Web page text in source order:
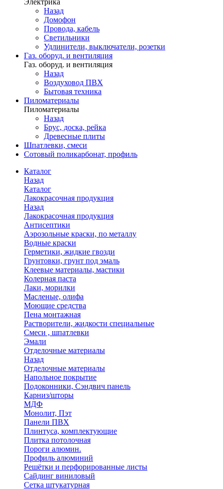
Электрика
Назад
Домофон
Провода, кабель
Светильники
Удлинители, выключатели, розетки
Газ. оборуд. и вентиляция
Газ. оборуд. и вентиляция
Назад
Воздуховод ПВХ
Бытовая техника
Пиломатериалы
Пиломатериалы
Назад
Брус, доска, рейка
Древесные плиты
Шпатлевки, смеси
Сотовый поликарбонат, профиль
Каталог
Назад
Каталог
Лакокрасочная продукция
Назад
Лакокрасочная продукция
Антисептики
Аэрозольные краски, по металлу
Водные краски
Герметики, жидкие гвозди
Грунтовки, грунт под эмаль
Клеевые материалы, мастики
Колерная паста
Лаки, морилки
Масленые, олифа
Моющие средства
Пена монтажная
Растворители, жидкости специальные
Смеси , шпатлевки
Эмали
Отделочные материалы
Назад
Отделочные материалы
Напольное покрытие
Подоконники, Сэндвич панель
Карниз/шторы
МДФ
Монолит, Пэт
Панели ПВХ
Плинтуса, комплектующие
Плитка потолочная
Пороги алюмин.
Профиль алюминий
Решётки и перфорированные листы
Сайдинг виниловый
Сетка штукатурная